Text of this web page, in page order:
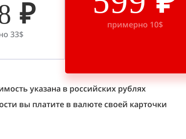
₽
33$
примерно 10$
указана в российских рублях
вы платите в валюте своей карточки